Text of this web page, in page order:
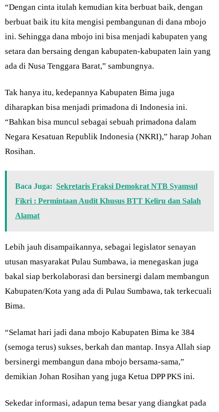
“Dengan cinta itulah kemudian kita berbuat baik, dengan
berbuat baik itu kita mengisi pembangunan di dana mbojo
ini. Sehingga dana mbojo ini bisa menjadi kabupaten yang
setara dan bersaing dengan kabupaten-kabupaten lain yang
ada di Nusa Tenggara Barat,” sambungnya.
Tak hanya itu, kedepannya Kabupaten Bima juga
diharapkan bisa menjadi primadona di Indonesia ini.
“Bahkan bisa muncul sebagai sebuah primadona dalam
Negara Kesatuan Republik Indonesia (NKRI),” harap Johan
Rosihan.
Baca Juga: Sekretaris Fraksi Demokrat NTB Syamsul
Fikri : Permintaan Audit Khusus BTT Keliru dan Salah
Alamat
Lebih jauh disampaikannya, sebagai legislator senayan
utusan masyarakat Pulau Sumbawa, ia menegaskan juga
bakal siap berkolaborasi dan bersinergi dalam membangun
Kabupaten/Kota yang ada di Pulau Sumbawa, tak terkecuali
Bima.
“Selamat hari jadi dana mbojo Kabupaten Bima ke 384
(semoga terus) sukses, berkah dan mantap. Insya Allah siap
bersinergi membangun dana mbojo bersama-sama,”
demikian Johan Rosihan yang juga Ketua DPP PKS ini.
Sekedar informasi, adapun tema besar yang diangkat pada